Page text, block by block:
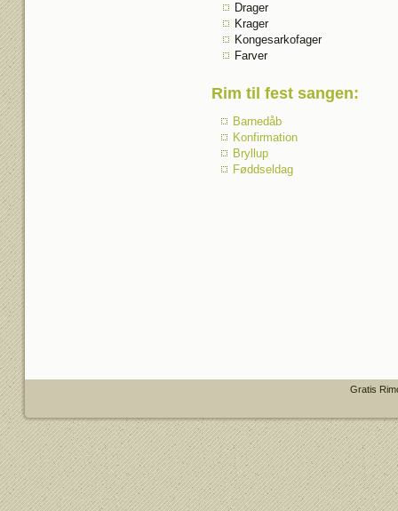
Drager
Krager
Kongesarkofager
Farver
Rim til fest sangen:
Barnedåb
Konfirmation
Bryllup
Føddseldag
Gratis